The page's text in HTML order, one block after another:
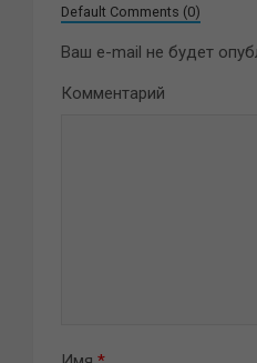
Default Comments (0)
Ваш e-mail не будет
Комментарий